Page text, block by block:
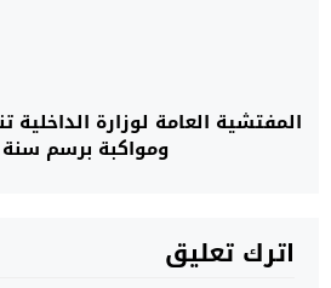
ومواكبة برسم سنة 2024
اترك تعليق